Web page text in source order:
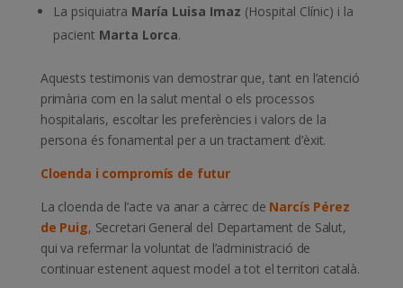
La psiquiatra María Luisa Imaz (Hospital Clínic) i la
pacient Marta Lorca.
Aquests testimonis van demostrar que, tant en l’atenció
primària com en la salut mental o els processos
hospitalaris, escoltar les preferències i valors de la
persona és fonamental per a un tractament d’èxit.
Cloenda i compromís de futur
La cloenda de l’acte va anar a càrrec de Narcís Pérez
de Puig, Secretari General del Departament de Salut,
qui va refermar la voluntat de l’administració de
continuar estenent aquest model a tot el territori català.